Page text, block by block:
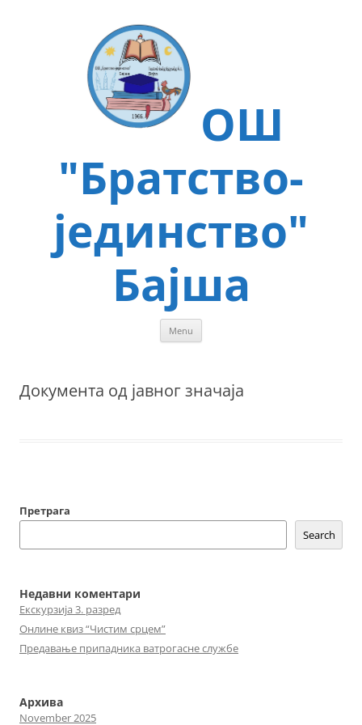
ОШ
"Братство-
јединство"
Бајша
Menu
Документа од јавног значаја
Претрага
Search
Недавни коментари
Екскурзија 3. разред
Онлине квиз “Чистим срцем”
Предавање припадника ватрогасне службе
Архива
November 2025